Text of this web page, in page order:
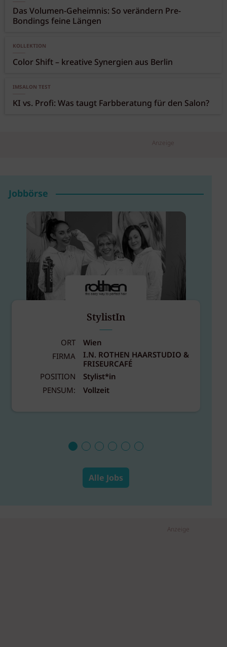
Das Volumen-Geheimnis: So verändern Pre-
Bondings feine Längen
KOLLEKTION
Color Shift – kreative Synergien aus Berlin
IMSALON TEST
KI vs. Profi: Was taugt Farbberatung für den Salon?
Anzeige
Jobbörse
StylistIn
ORT
Wien
FIRMA
I.N. ROTHEN HAARSTUDIO &
FRISEURCAFÉ
POSITION
Stylist*in
PENSUM:
Vollzeit
Alle Jobs
Anzeige